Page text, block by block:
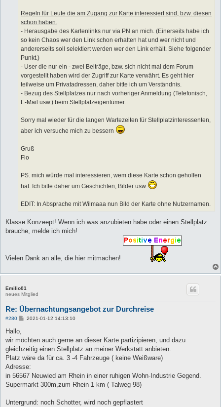
Regeln für Leute die am Zugang zur Karte interessiert sind, bzw. diesen
schon haben:
- Herausgabe des Kartenlinks nur via PN an mich. (Einerseits habe ich
so kein Chaos wer den Link schon erhalten hat und wer nicht und
andererseits soll selektiert werden wer den Link erhält. Siehe folgender
Punkt.)
- User die nur ein - zwei Beiträge, bzw. sich nicht mal dem Forum
vorgestellt haben wird der Zugriff zur Karte verwährt. Es geht hier
teilweise um Privatadressen, daher bitte ich um Verständnis.
- Bezug des Stellplatzes nur nach vorheriger Anmeldung (Telefonisch,
E-Mail usw.) beim Stellplatzeigentümer.
Sorry mal wieder für die langen Wartezeiten für Stellplatzinteressenten,
aber ich versuche mich zu bessern
Gruß
Flo
PS. mich würde mal interessieren, wem diese Karte schon geholfen
hat. Ich bitte daher um Geschichten, Bilder usw
EDIT: In Absprache mit Wilmaaa nun Bild der Karte ohne Nutzernamen.
Klasse Konzeept! Wenn ich was anzubieten habe oder einen Stellplatz
brauche, melde ich mich!
Vielen Dank an alle, die hier mitmachen!
Emilio01
neues Mitglied
Re: Übernachtungsangebot zur Durchreise
#280
B
r
a
2021-01-12 14:13:10
Hallo,
wir möchten auch gerne an dieser Karte partizipieren, und dazu
gleichzeitig einen Stellplatz an meiner Werkstatt anbieten.
Platz wäre da für ca. 3 -4 Fahrzeuge ( keine Weißware)
Adresse:
in 56567 Neuwied am Rhein in einer ruhigen Wohn-Industrie Gegend.
Supermarkt 300m,zum Rhein 1 km ( Talweg 98)
Untergrund: noch Schotter, wird noch gepflastert